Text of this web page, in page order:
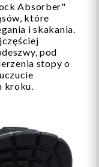
Absorber"
które
i skakania.
pod
stopy o
kroku.